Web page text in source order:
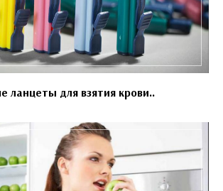
ланцеты для взятия крови..